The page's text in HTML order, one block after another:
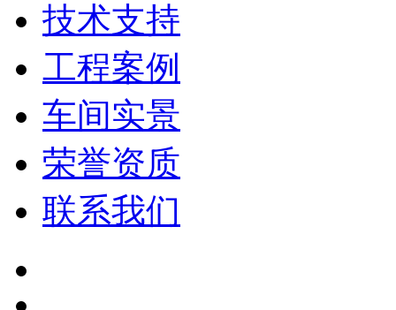
技术支持
工程案例
车间实景
荣誉资质
联系我们